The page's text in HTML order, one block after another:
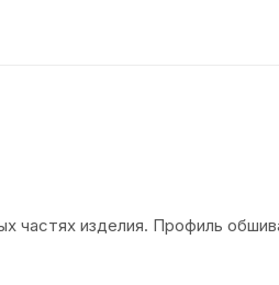
частях изделия. Профиль